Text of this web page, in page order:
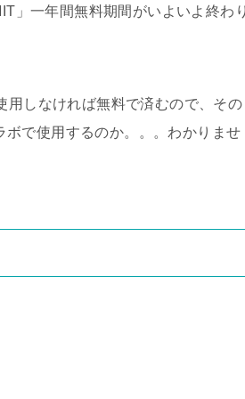
」一年間無料期間がいよいよ終わ
用しなければ無料で済むので、その
で使用するのか。。。わかりませ